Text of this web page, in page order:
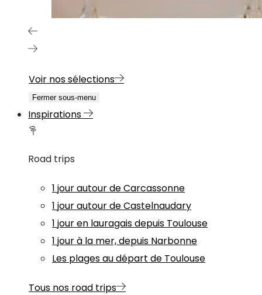
Voir nos sélections
Fermer sous-menu
Inspirations
Road trips
1 jour autour de Carcassonne
1 jour autour de Castelnaudary
1 jour en lauragais depuis Toulouse
1 jour à la mer, depuis Narbonne
Les plages au départ de Toulouse
Tous nos road trips